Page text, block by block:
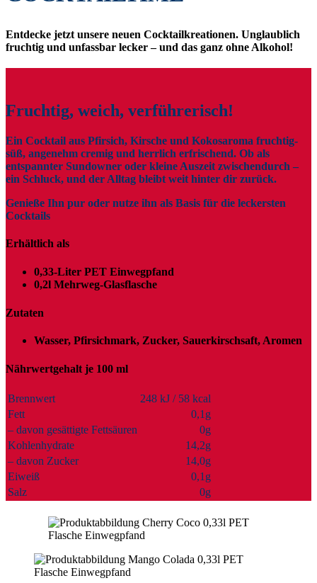
Entdecke jetzt unsere neuen Cocktailkreationen. Unglaublich
fruchtig und unfassbar lecker – und das ganz ohne Alkohol!
Fruchtig, weich, verführerisch!
Ein Cocktail aus Pfirsich, Kirsche und Kokosaroma fruchtig-
süß, angenehm cremig und herrlich erfrischend. Ob als
entspannter Sundowner oder kleine Auszeit zwischendurch –
ein Schluck, und der Alltag bleibt weit hinter dir zurück.
Genieße Ihn pur oder nutze ihn als Basis für die leckersten
Cocktails
Erhältlich als
0,33-Liter PET Einwegpfand
0,2l Mehrweg-Glasflasche
Zutaten
Wasser, Pfirsichmark, Zucker, Sauerkirschsaft, Aromen
Nährwertgehalt je 100 ml
Brennwert
248 kJ / 58 kcal
Fett
0,1g
– davon gesättigte Fettsäuren
0g
Kohlenhydrate
14,2g
– davon Zucker
14,0g
Eiweiß
0,1g
Salz
0g